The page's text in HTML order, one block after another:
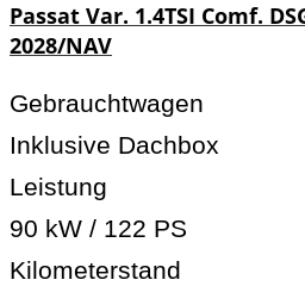
Passat Var. 1.4TSI Comf.
2028/NAV
Gebrauchtwagen
Inklusive Dachbox
Leistung
90 kW / 122 PS
Kilometerstand